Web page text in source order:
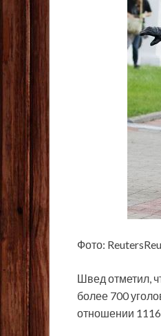
Фото:
Швед отметил,
более 700
отношении